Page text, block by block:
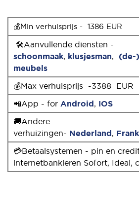
💰Min verhuisprijs -  1386 EUR
🛠Aanvullende diensten -
schoonmaak, klusjesman,
(de-
meubels
💰Max verhuisprijs -3388 EUR
📲App - for Android, IOS
🚚Andere
verhuizingen- Nederland,
💳Betaalsystemen - pin en
internetbankieren Sofort, Ideal,